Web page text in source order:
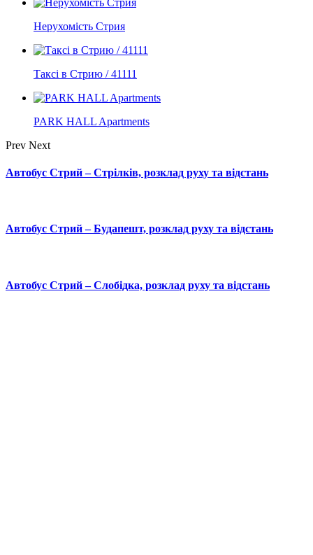
Нерухомість Стрия
Таксі в Стрию / 41111
PARK HALL Apartments
Prev Next
Автобус Стрий – Стрілків, розклад руху та відстань
Автобус Стрий – Будапешт, розклад руху та відстань
Автобус Стрий – Слобідка, розклад руху та відстань